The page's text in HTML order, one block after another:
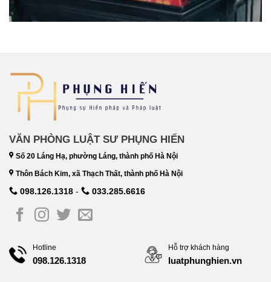
VĂN PHÒNG LUẬT SƯ PHỤNG HIẾN
Số 20 Láng Hạ, phường Láng, thành phố Hà Nội
Thôn Bách Kim, xã Thạch Thất, thành phố Hà Nội
098.126.1318 - 033.285.6616
Hotline
098.126.1318
Hỗ trợ khách hàng
luatphunghien.vn